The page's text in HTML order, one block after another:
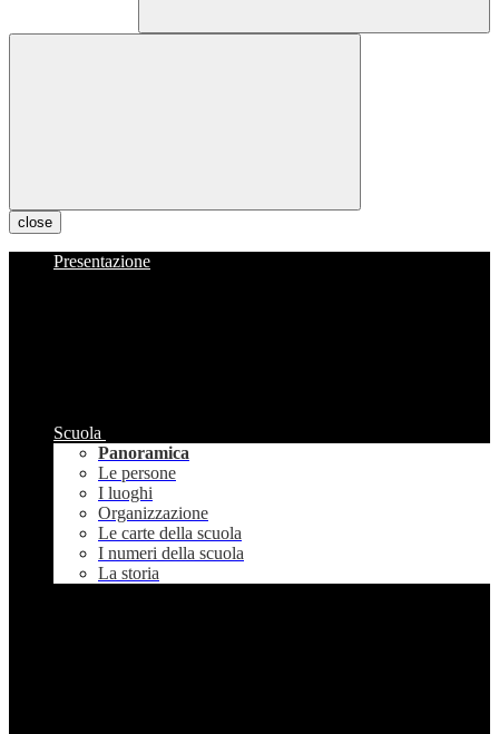
close
Presentazione
Scuola
Panoramica
Le persone
I luoghi
Organizzazione
Le carte della scuola
I numeri della scuola
La storia